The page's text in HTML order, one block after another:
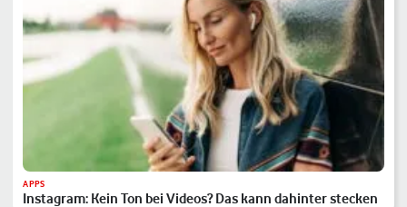
APPS
Instagram: Kein Ton bei Videos? Das kann dahinter stecken